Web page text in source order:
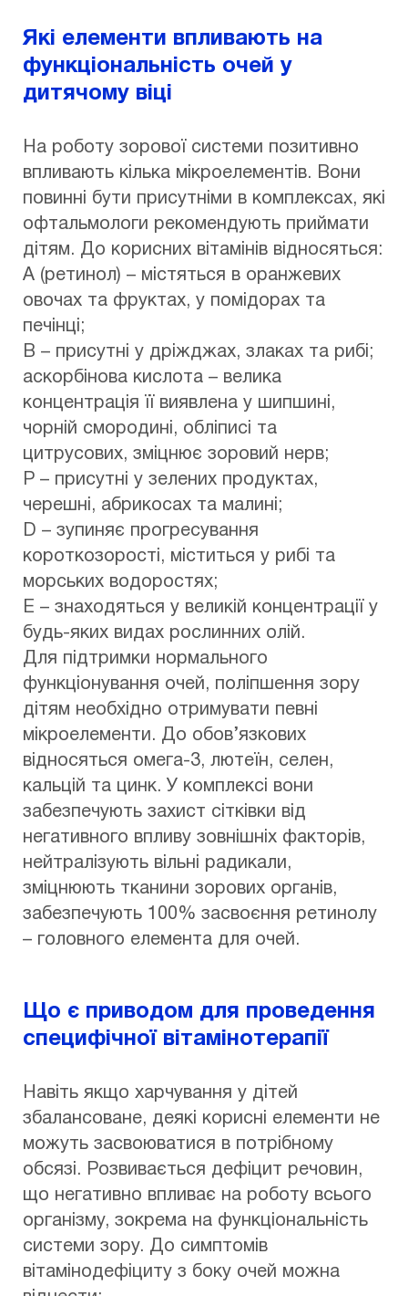
Які елементи впливають на
функціональність очей у
дитячому віці
На роботу зорової системи позитивно
впливають кілька мікроелементів. Вони
повинні бути присутніми в комплексах, які
офтальмологи рекомендують приймати
дітям. До корисних вітамінів відносяться:
А (ретинол) – містяться в оранжевих
овочах та фруктах, у помідорах та
печінці;
В – присутні у дріжджах, злаках та рибі;
аскорбінова кислота – велика
концентрація її виявлена ​​у шипшині,
чорній смородині, обліписі та
цитрусових, зміцнює зоровий нерв;
Р – присутні у зелених продуктах,
черешні, абрикосах та малині;
D – зупиняє прогресування
короткозорості, міститься у рибі та
морських водоростях;
Е – знаходяться у великій концентрації у
будь-яких видах рослинних олій.
Для підтримки нормального
функціонування очей, поліпшення зору
дітям необхідно отримувати певні
мікроелементи. До обов’язкових
відносяться омега-3, лютеїн, селен,
кальцій та цинк. У комплексі вони
забезпечують захист сітківки від
негативного впливу зовнішніх факторів,
нейтралізують вільні радикали,
зміцнюють тканини зорових органів,
забезпечують 100% засвоєння ретинолу
– головного елемента для очей.
Що є приводом для проведення
специфічної вітамінотерапії
Навіть якщо харчування у дітей
збалансоване, деякі корисні елементи не
можуть засвоюватися в потрібному
обсязі. Розвивається дефіцит речовин,
що негативно впливає на роботу всього
організму, зокрема на функціональність
системи зору. До симптомів
вітамінодефіциту з боку очей можна